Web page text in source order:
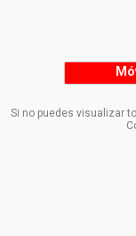
Si no puedes visualizar